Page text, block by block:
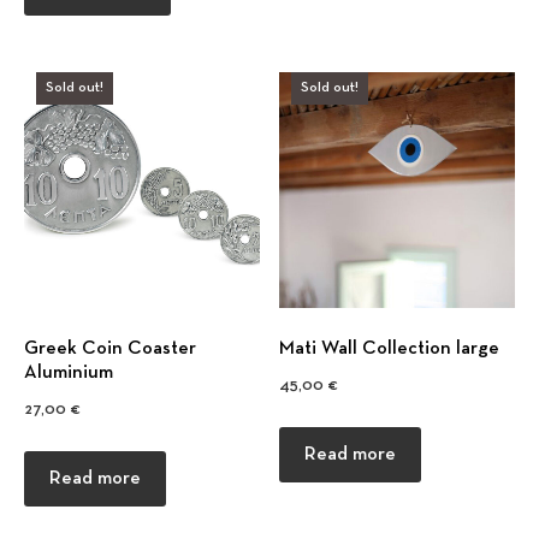
Sold out!
Greek Coin Coaster
Αluminium
27,00 €
Read more
Sold out!
Mati Wall Collection large
45,00 €
Read more